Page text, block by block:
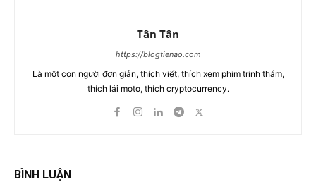
Tân Tân
https://blogtienao.com
Là một con người đơn giản, thích viết, thích xem phim trinh thám,
thích lái moto, thích cryptocurrency.
BÌNH LUẬN